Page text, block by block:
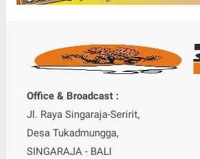
Office & Broadcast :
Jl. Raya Singaraja-Seririt,
Desa Tukadmungga,
SINGARAJA - BALI